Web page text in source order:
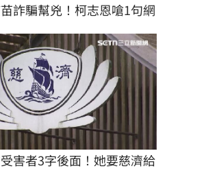
詐騙幫兇！柯志恩嗆1句網
害者3字後面！她要慈濟給